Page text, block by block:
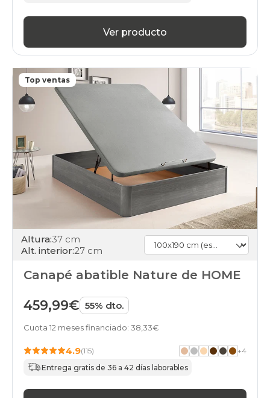
Ver producto
Top ventas
Altura:37 cm
Alt. interior:27 cm
Canapé abatible Nature de HOME
459,99€ 55% dto.
Cuota 12 meses financiado: 38,33€
4.9(115) +4
Entrega gratis de 36 a 42 días laborables